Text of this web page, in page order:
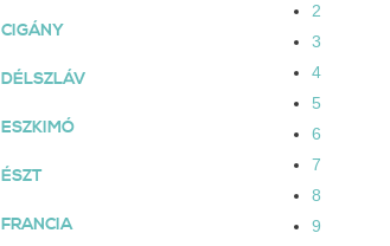
2
3
4
5
6
7
8
9
CIGÁNY
DÉLSZLÁV
ESZKIMÓ
ÉSZT
FRANCIA